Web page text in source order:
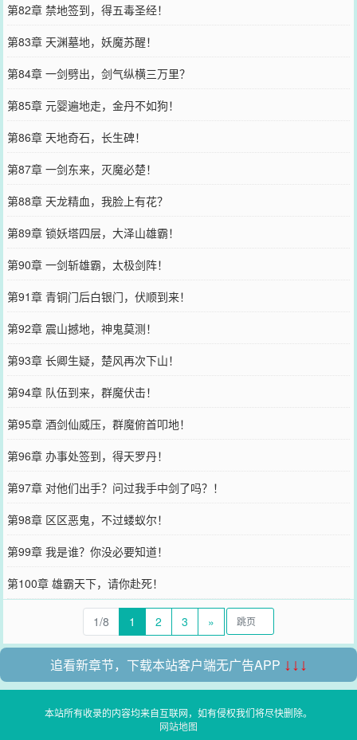
第82章 禁地签到，得五毒圣经！
第83章 天渊墓地，妖魔苏醒！
第84章 一剑劈出，剑气纵横三万里？
第85章 元婴遍地走，金丹不如狗！
第86章 天地奇石，长生碑！
第87章 一剑东来，灭魔必楚！
第88章 天龙精血，我脸上有花？
第89章 锁妖塔四层，大泽山雄霸！
第90章 一剑斩雄霸，太极剑阵！
第91章 青铜门后白银门，伏顺到来！
第92章 震山撼地，神鬼莫测！
第93章 长卿生疑，楚风再次下山！
第94章 队伍到来，群魔伏击！
第95章 酒剑仙威压，群魔俯首叩地！
第96章 办事处签到，得天罗丹！
第97章 对他们出手？问过我手中剑了吗？！
第98章 区区恶鬼，不过蝼蚁尔！
第99章 我是谁？你没必要知道！
第100章 雄霸天下，请你赴死！
1/8 1 2 3 »
追看新章节，下载本站客户端无广告APP ↓↓↓
本站所有收录的内容均来自互联网，如有侵权我们将尽快删除。
网站地图